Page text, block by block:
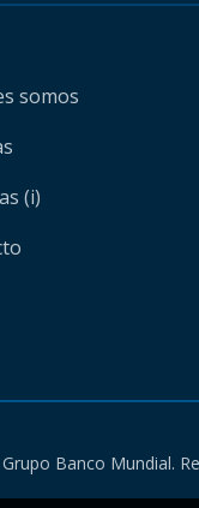
somos
(i)
Banco Mundial.